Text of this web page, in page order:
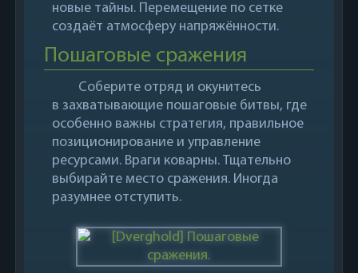
новые тайны. Перемещение по сетке
создаёт атмосферу напряжённости.
Пошаговые сражения
Соберите отряд и окунитесь
в захватывающие пошаговые битвы, где
особенно важны стратегия, правильное
позиционирование и управление
ресурсами. Враги коварны. Тщательно
выбирайте место сражения. Иногда
разумнее отступить.